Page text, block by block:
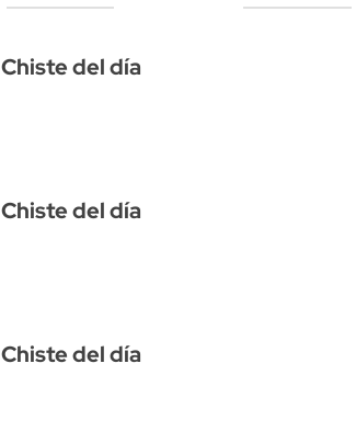
Chiste del día
Chiste del día
Chiste del día